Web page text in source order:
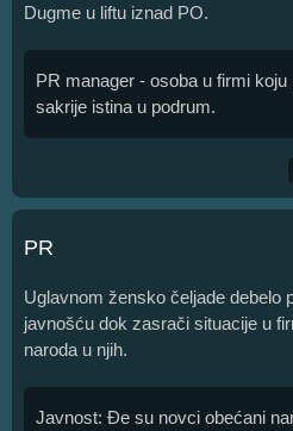
Dugme u liftu iznad PO.
PR manager - osoba u firmi
sakrije istina u podrum.
PR
Uglavnom žensko čeljade debelo
javnošću dok zasrači situacije u
naroda u njih.
Javnost: Đe su novci obećani